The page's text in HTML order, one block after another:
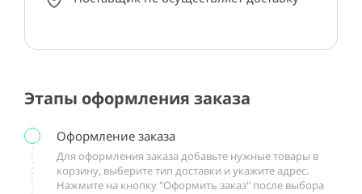
Этапы оформления заказа
Оформление заказа
Для оформления заказа добавьте нужные товары в
корзину, выберите тип доставки и укажите адрес.
Нажмите на кнопку "Оформить заказ" после выбора